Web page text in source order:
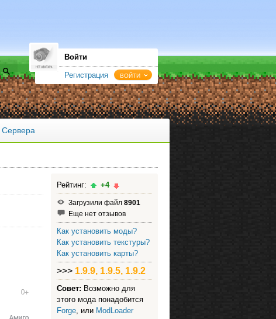
Войти
Регистрация ВОЙТИ
Сервера
Рейтинг: +4
Загрузили файл 8901
Еще нет отзывов
Как установить моды?
Как установить текстуры?
Как установить карты?
>>> 1.9.9, 1.9.5, 1.9.2
Совет: Возможно для
этого мода понадобится
Forge, или ModLoader